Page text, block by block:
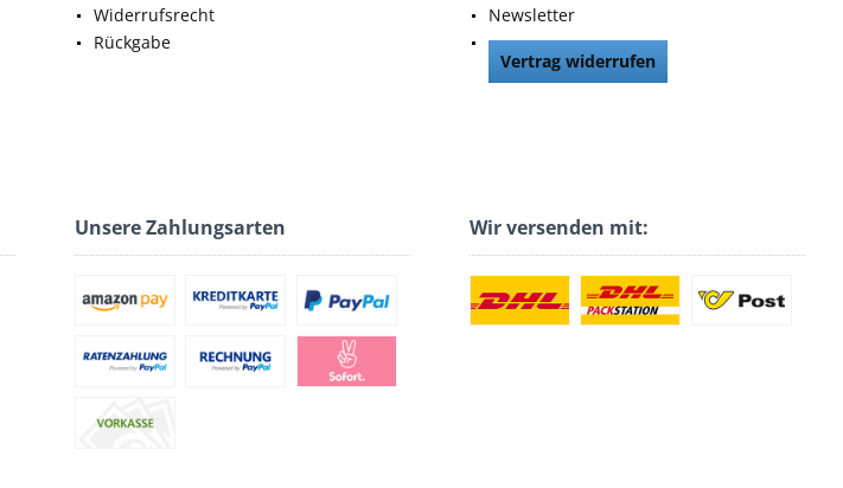
Widerrufsrecht
Rückgabe
Newsletter
Vertrag widerrufen
Unsere Zahlungsarten Wir versenden mit: